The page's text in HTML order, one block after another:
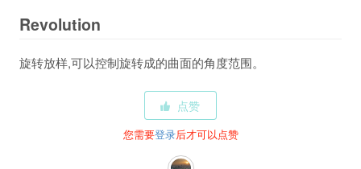
Revolution
旋转放样,可以控制旋转成的曲面的角度范围。
点赞
您需要登录后才可以点赞